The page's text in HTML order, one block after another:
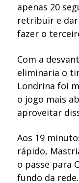
apenas 20
retribuir e
fazer o
Com a
eliminaria o
Londrina foi
o jogo mais
aproveitar
Aos 19
rápido,
o passe para
fundo da